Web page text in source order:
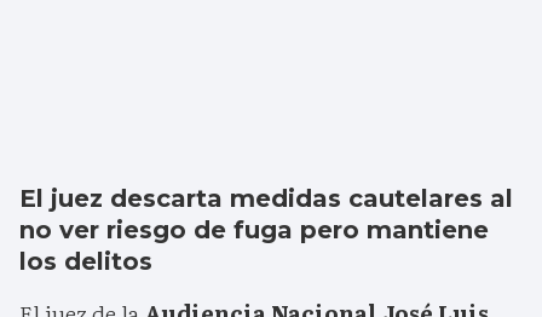
El juez descarta medidas cautelares al
no ver riesgo de fuga pero mantiene
los delitos